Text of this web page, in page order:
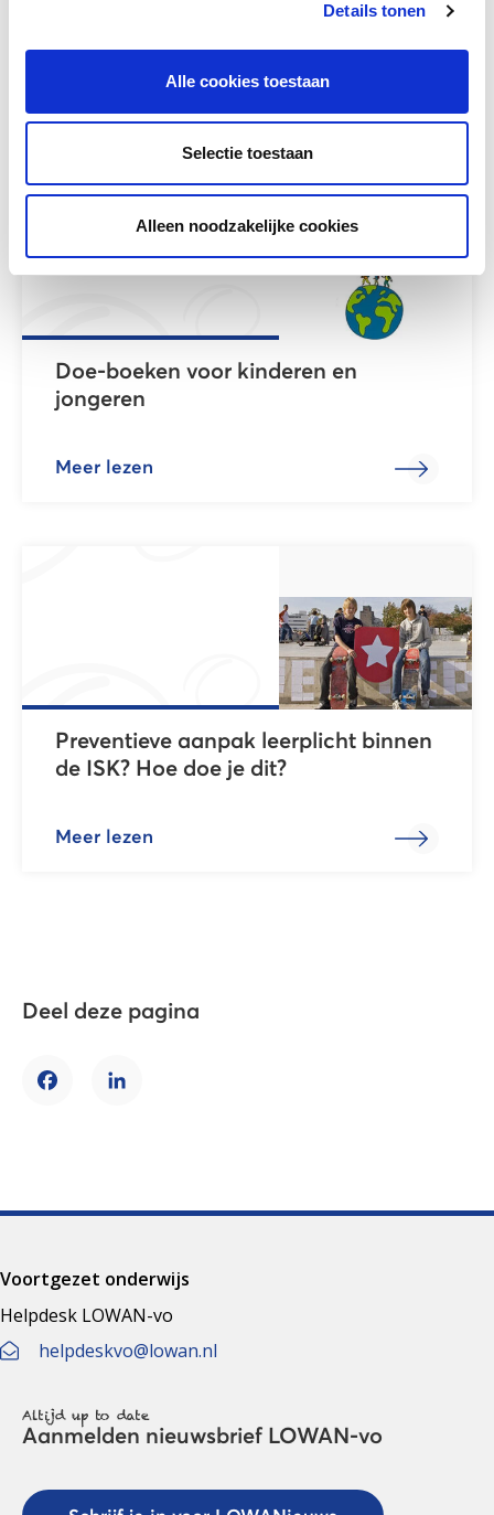
Details tonen
Alle cookies toestaan
Selectie toestaan
Alleen noodzakelijke cookies
Doe-boeken voor kinderen en
jongeren
Meer lezen
Preventieve aanpak leerplicht binnen
de ISK? Hoe doe je dit?
Meer lezen
Deel deze pagina
FacebookLinkedIn
Voortgezet onderwijs
Helpdesk LOWAN-vo
helpdeskvo@lowan.nl
Altijd up to date
Aanmelden nieuwsbrief LOWAN-vo